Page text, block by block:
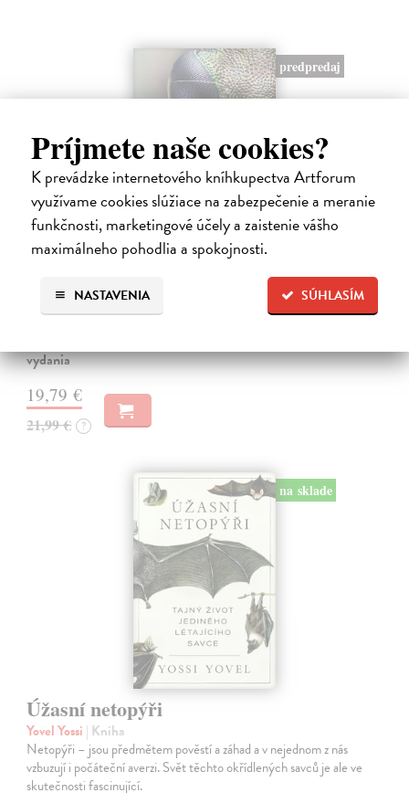
Príjmete naše cookies?
K prevádzke internetového kníhkupectva Artforum
využívame cookies slúžiace na zabezpečenie a meranie
funkčnosti, marketingové účely a zaistenie vášho
maximálneho pohodlia a spokojnosti.
SÚHLASÍM
NASTAVENIA
predpredaj
Bizarní hmyz
Nerudová Jana, kolektív autorov
| Kniha
Bizarní hmyz vás zavede do světa, který je stejně podivuhodný jako
krásný – a často i znepokojivě cizí. Objevte tvory fantastických tvarů,
oslnivých barev i dokonalých klamů, kteří přežívají díky strategiím…
vydania
19,79 €
21,99 € ?
na sklade
Úžasní netopýři
Yovel Yossi | Kniha
Netopýři – jsou předmětem pověstí a záhad a v nejednom z nás
vzbuzují i počáteční averzi. Svět těchto okřídlených savců je ale ve
skutečnosti fascinující.